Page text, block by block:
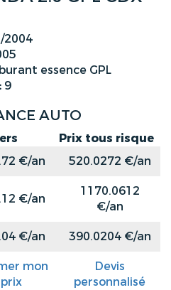
2004
essence GPL
9
AUTO
Prix tous risque
€/an
520.0272 €/an
€/an
1170.0612
€/an
€/an 390.0204 €/an
mon
prix
Devis
personnalisé